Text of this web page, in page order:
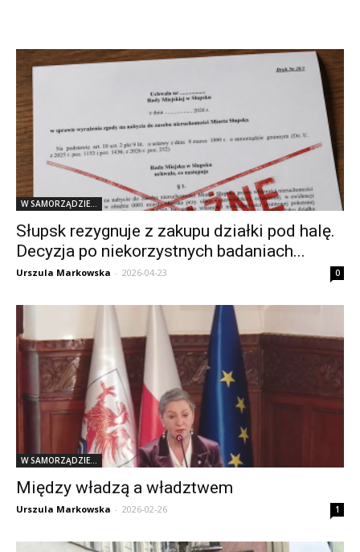
W SAMORZĄDZIE...
Słupsk rezygnuje z zakupu działki pod halę.
Decyzja po niekorzystnych badaniach...
Urszula Markowska - 2026-04-23 0
W SAMORZĄDZIE...
Między władzą a władztwem
Urszula Markowska - 2026-02-26 1